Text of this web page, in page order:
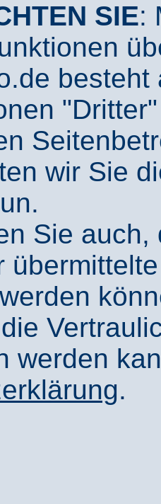
SIE:
wir Sie
Sie
werden
.